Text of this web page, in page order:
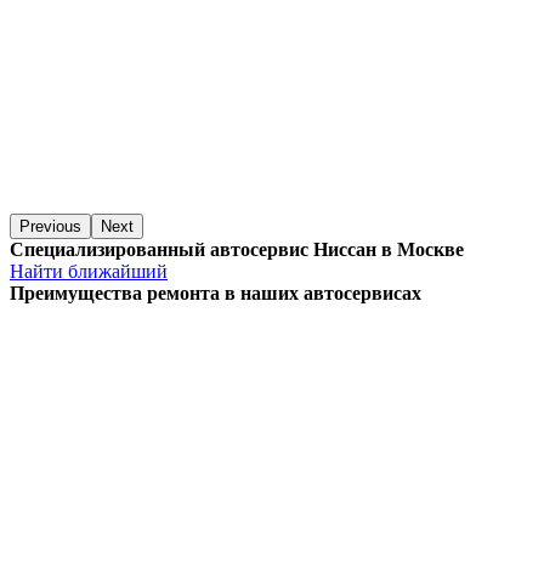
Previous Next
Специализированный автосервис Ниссан в Москве
Найти ближайший
Преимущества ремонта в наших автосервисах